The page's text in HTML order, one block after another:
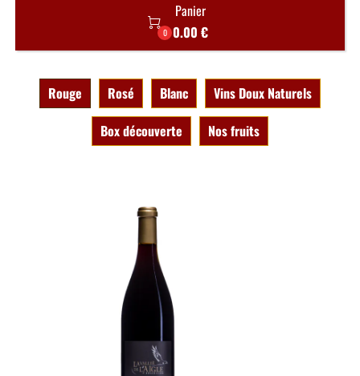

0
Panier
0.00 €
Rouge Rosé Blanc
Vins Doux Naturels
Box découverte
Nos fruits